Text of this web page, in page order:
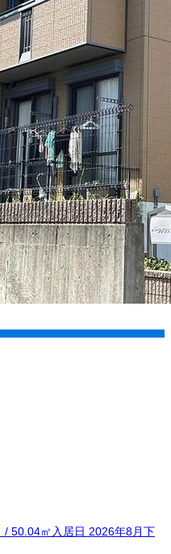
/ 50.04㎡ 入居日 2026年8月下